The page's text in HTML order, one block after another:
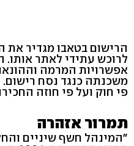
הרישום בטאבו מגדיר את
לרוכש עתידי לאתר
אפשרויות המרמה
משכנתה כנגד נסח רישום.
פי חוק ועל פי חוזה
תמרור אזהרה
"המינהל חשף שיניים